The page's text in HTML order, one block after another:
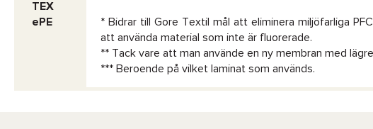
TEX
ePE
* Bidrar till Gore Textil mål att eliminera miljöfarliga
att använda material som inte är fluorerade.
** Tack vare att man använde en ny membran med
*** Beroende på vilket laminat som används.